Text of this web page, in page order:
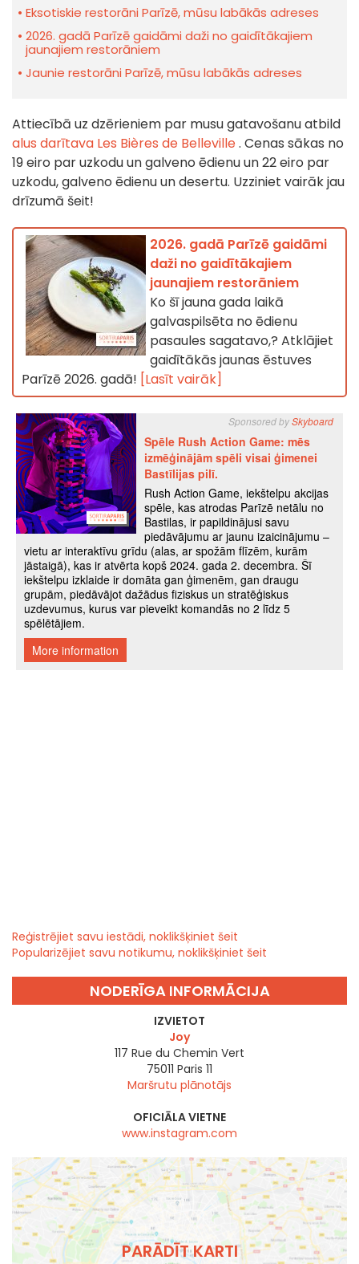
Eksotiskie restorāni Parīzē, mūsu labākās adreses
2026. gadā Parīzē gaidāmi daži no gaidītākajiem
jaunajiem restorāniem
Jaunie restorāni Parīzē, mūsu labākās adreses
Attiecībā uz dzērieniem par musu gatavošanu atbild
alus darītava Les Bières de Belleville. Cenas sākas no
19 eiro par uzkodu un galveno ēdienu un 22 eiro par
uzkodu, galveno ēdienu un desertu. Uzziniet vairāk jau
drīzumā šeit!
2026. gadā Parīzē gaidāmi
daži no gaidītākajiem
jaunajiem restorāniem
Ko šī jauna gada laikā
galvaspilsēta no ēdienu
pasaules sagatavo,? Atklājiet
gaidītākās jaunas ēstuves
Parīzē 2026. gadā! [Lasīt vairāk]
Reģistrējiet savu iestādi, noklikšķiniet šeit
Popularizējiet savu notikumu, noklikšķiniet šeit
NODERĪGA INFORMĀCIJA
IZVIETOT
Joy
117 Rue du Chemin Vert
75011 Paris 11
Maršrutu plānotājs
OFICIĀLA VIETNE
www.instagram.com
PARĀDĪT KARTI